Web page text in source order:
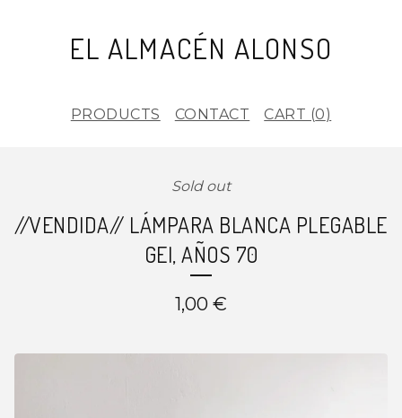
EL ALMACÉN ALONSO
PRODUCTS CONTACT CART (0)
Sold out
//VENDIDA// LÁMPARA BLANCA PLEGABLE
GEI, AÑOS 70
1,00 €